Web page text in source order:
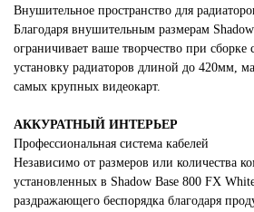
Внушительное пространство для
Благодаря внушительным размерам
ограничивает ваше творчество при
установку радиаторов длиной до 420мм,
самых крупных видеокарт.
АККУРАТНЫЙ ИНТЕРЬЕР
Профессиональная система кабелей
Независимо от размеров или количества
установленных в Shadow Base 800 FX
раздражающего беспорядка благодаря